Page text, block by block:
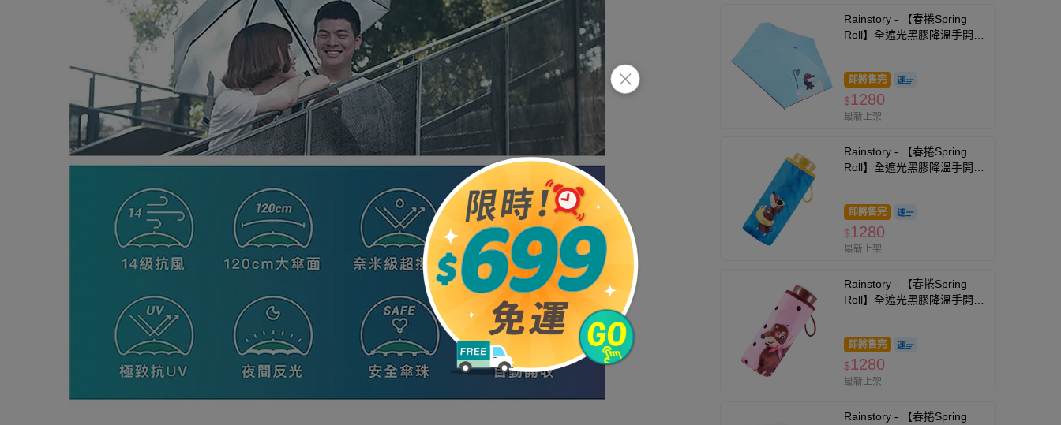
Rainstory - 【春捲Spring
Roll】全遮光黑膠降溫手開迷
即將售完
$1280
最新上架
Rainstory - 【春捲Spring
Roll】全遮光黑膠降溫手開迷
即將售完
$1280
最新上架
Rainstory - 【春捲Spring
Roll】全遮光黑膠降溫手開迷
即將售完
$1280
最新上架
Rainstory - 【春捲Spring